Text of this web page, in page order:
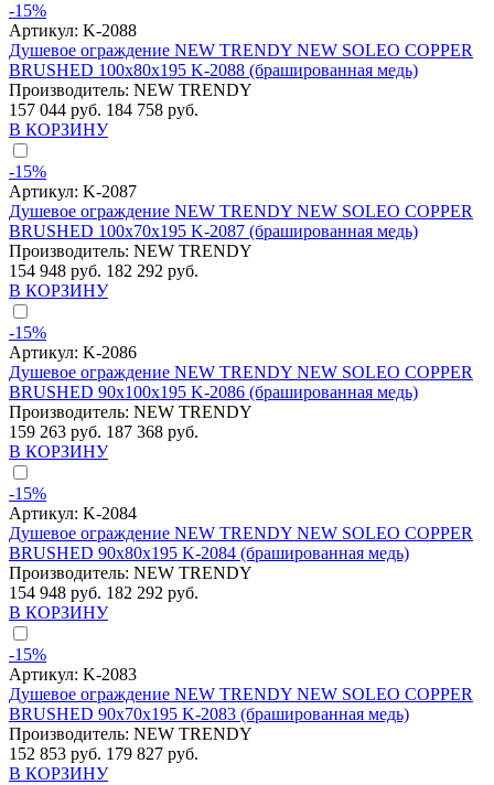
-15%
Артикул: K-2088
Душевое ограждение NEW TRENDY NEW SOLEO COPPER
BRUSHED 100x80x195 K-2088 (брашированная медь)
Производитель: NEW TRENDY
157 044 руб. 184 758 руб.
В КОРЗИНУ
-15%
Артикул: K-2087
Душевое ограждение NEW TRENDY NEW SOLEO COPPER
BRUSHED 100x70x195 K-2087 (брашированная медь)
Производитель: NEW TRENDY
154 948 руб. 182 292 руб.
В КОРЗИНУ
-15%
Артикул: K-2086
Душевое ограждение NEW TRENDY NEW SOLEO COPPER
BRUSHED 90x100x195 K-2086 (брашированная медь)
Производитель: NEW TRENDY
159 263 руб. 187 368 руб.
В КОРЗИНУ
-15%
Артикул: K-2084
Душевое ограждение NEW TRENDY NEW SOLEO COPPER
BRUSHED 90x80x195 K-2084 (брашированная медь)
Производитель: NEW TRENDY
154 948 руб. 182 292 руб.
В КОРЗИНУ
-15%
Артикул: K-2083
Душевое ограждение NEW TRENDY NEW SOLEO COPPER
BRUSHED 90x70x195 K-2083 (брашированная медь)
Производитель: NEW TRENDY
152 853 руб. 179 827 руб.
В КОРЗИНУ